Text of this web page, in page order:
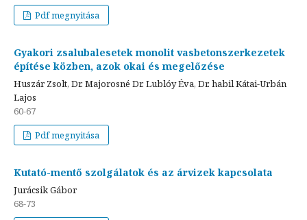
Pdf megnyitása
Gyakori zsalubalesetek monolit vasbetonszerkezetek
építése közben, azok okai és megelőzése
Huszár Zsolt, Dr. Majorosné Dr. Lublóy Éva, Dr. habil Kátai-Urbán
Lajos
60-67
Pdf megnyitása
Kutató-mentő szolgálatok és az árvizek kapcsolata
Jurácsik Gábor
68-73